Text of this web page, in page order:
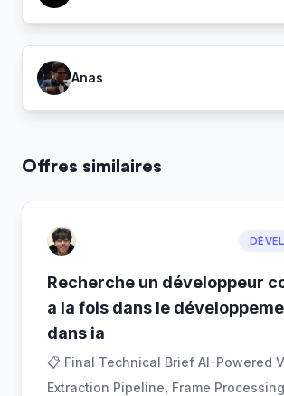
Anas
Offres similaires
Recherche un développeur
a la fois dans le
dans ia
📋 Final Technical Brief AI-Powered
Extraction Pipeline, Frame